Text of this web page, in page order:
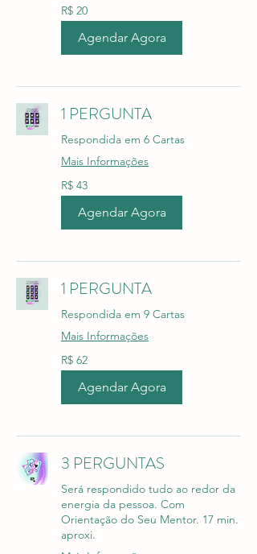
20
Reais
brasileiros
R$ 20
Agendar Agora
1 PERGUNTA
Respondida em 6 Cartas
Mais Informações
43
Reais
brasileiros
R$ 43
Agendar Agora
1 PERGUNTA
Respondida em 9 Cartas
Mais Informações
62
Reais
brasileiros
R$ 62
Agendar Agora
3 PERGUNTAS
Será respondido tudo ao redor da
energia da pessoa. Com
Orientação do Seu Mentor. 17 min.
aproxi.